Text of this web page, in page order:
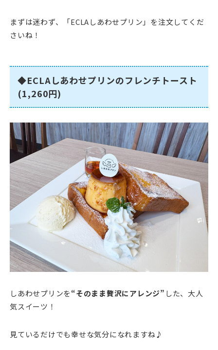
まずは迷わず、「ECLAしあわせプリン」を注文してくだ
さいね！
◆ECLAしあわせプリンのフレンチトースト
(1,260円)
しあわせプリンを“そのまま贅沢にアレンジ” した、大人
気スイーツ！
見ているだけでも幸せな気分になれますね♪